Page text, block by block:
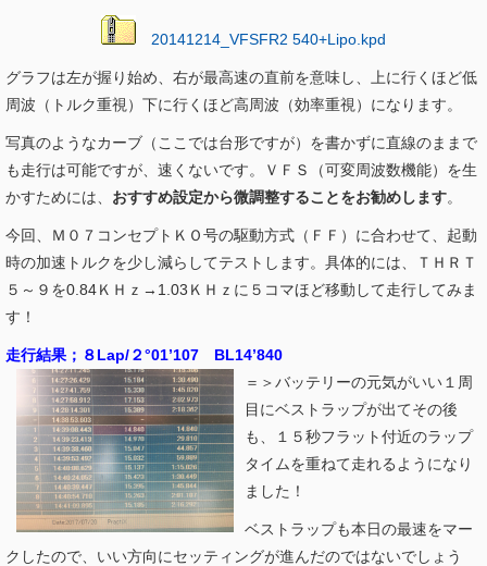
20141214_VFSFR2 540+Lipo.kpd
グラフは左が握り始め、右が最高速の直前を意味し、上に行くほど低
周波（トルク重視）下に行くほど高周波（効率重視）になります。
写真のようなカーブ（ここでは台形ですが）を書かずに直線のままで
も走行は可能ですが、速くないです。ＶＦＳ（可変周波数機能）を生
かすためには、 おすすめ設定から微調整することをお勧めします。
今回、Ｍ０７コンセプトＫＯ号の駆動方式（ＦＦ）に合わせて、起動
時の加速トルクを少し減らしてテストします。具体的には、ＴＨＲＴ
５～９を0.84ＫＨｚ→1.03ＫＨｚに５コマほど移動して走行してみま
す！
走行結果；８Lap/２°01’107 BL14’840
＝＞バッテリーの元気がいい１周
目にベストラップが出てその後
も、１５秒フラット付近のラップ
タイムを重ねて走れるようになり
ました！
ベストラップも本日の最速をマー
クしたので、いい方向にセッティングが進んだのではないでしょう